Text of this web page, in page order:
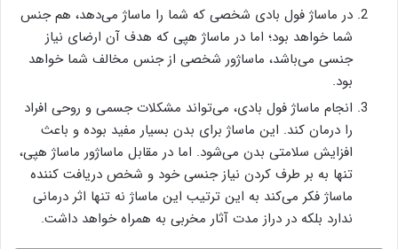
در ماساژ فول بادی شخصی که شما را ماساژ می‌دهد، هم جنس
شما خواهد بود؛ اما در ماساژ هپی که هدف آن ارضای نیاز
جنسی می‌باشد، ماساژور شخصی از جنس مخالف شما خواهد
بود.
انجام ماساژ فول بادی، می‌تواند مشکلات جسمی و روحی افراد
را درمان کند. این ماساژ برای بدن بسیار مفید بوده و باعث
افزایش سلامتی بدن می‌شود. اما در مقابل ماساژور ماساژ هپی،
تنها به بر طرف کردن نیاز جنسی خود و شخص دریافت کننده
ماساژ فکر می‌کند به این ترتیب این ماساژ نه تنها اثر درمانی
ندارد بلکه در دراز مدت آثار مخربی به همراه خواهد داشت.